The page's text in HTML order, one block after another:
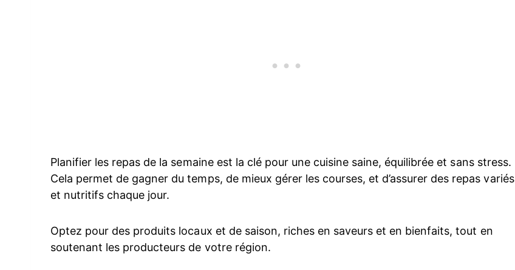
Planifier les repas de la semaine est la clé pour une cuisine saine, équilibrée et sans stress.
Cela permet de gagner du temps, de mieux gérer les courses, et d’assurer des repas variés
et nutritifs chaque jour.
Optez pour des produits locaux et de saison, riches en saveurs et en bienfaits, tout en
soutenant les producteurs de votre région.